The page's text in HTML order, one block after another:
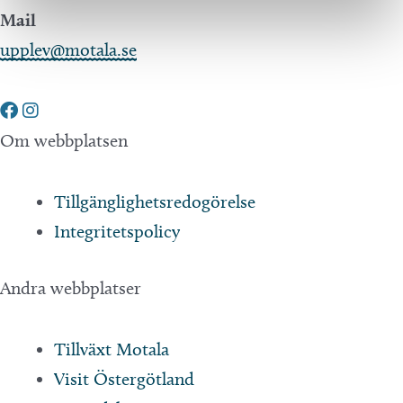
Mail
upplev@motala.se
Om webbplatsen
Tillgänglighetsredogörelse
Integritetspolicy
Andra webbplatser
Tillväxt Motala
Visit Östergötland